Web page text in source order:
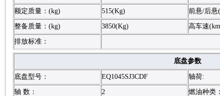
额定质量：(kg) 515(Kg) 前悬/后悬
整备质量：(kg) 3850(Kg) 高车速
排放标准：
底盘参数
底盘型号： EQ1045SJ3CDF 轴荷:
轴 数： 2 燃油种类